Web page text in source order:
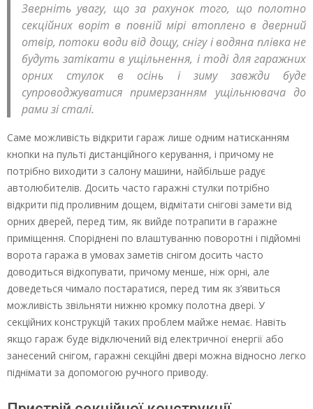
Зверніть увагу, що за рахунок того, що полотно
секційних воріт в повній мірі втоплено в дверний
отвір, потоки води від дощу, снігу і водяна плівка не
будуть затікати в ущільнення, і тоді для гаражних
орних стулок в осінь і зиму завжди буде
супроводжуватися примерзанням ущільнювача до
рами зі сталі.
Саме можливість відкрити гараж лише одним натисканням
кнопки на пульті дистанційного керування, і причому не
потрібно виходити з салону машини, найбільше радує
автолюбителів. Досить часто гаражні стулки потрібно
відкрити під проливним дощем, відмітати снігові замети від
орних дверей, перед тим, як вийде потрапити в гаражне
приміщення. Споріднені по влаштуванню поворотні і підйомні
ворота гаража в умовах заметів снігом досить часто
доводиться відкопувати, причому менше, ніж орні, але
доведеться чимало постаратися, перед тим як з’явиться
можливість звільняти нижню кромку полотна двері. У
секційних конструкцій таких проблем майже немає. Навіть
якщо гараж буде відключений від електричної енергії або
занесений снігом, гаражні секційні двері можна відносно легко
піднімати за допомогою ручного приводу.